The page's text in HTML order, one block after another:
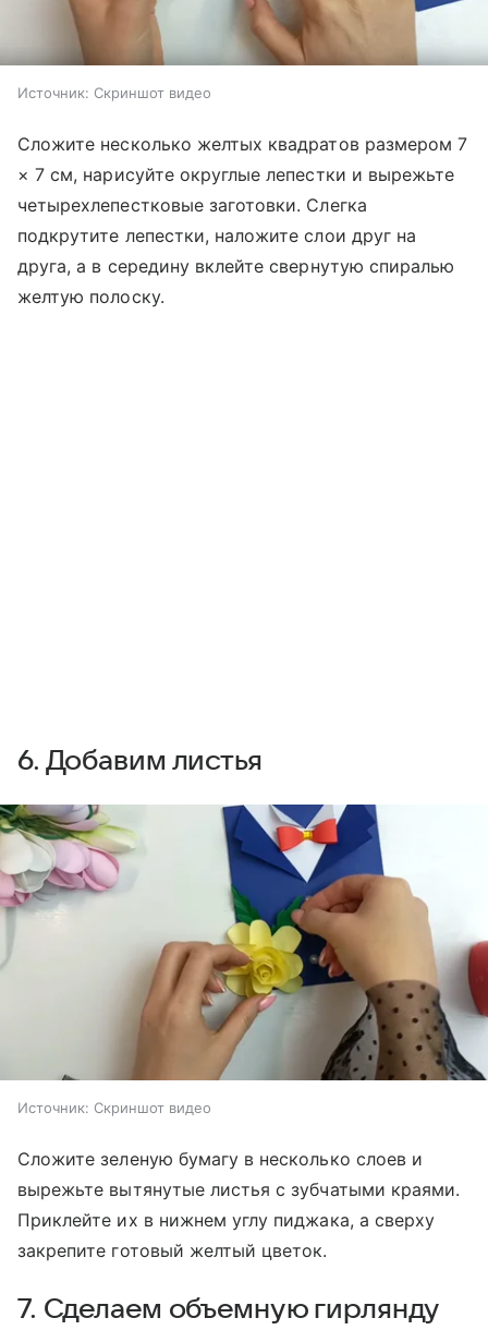
Источник: Скриншот видео
Сложите несколько желтых квадратов размером 7
× 7 см, нарисуйте округлые лепестки и вырежьте
четырехлепестковые заготовки. Слегка
подкрутите лепестки, наложите слои друг на
друга, а в середину вклейте свернутую спиралью
желтую полоску.
6. Добавим листья
Источник: Скриншот видео
Сложите зеленую бумагу в несколько слоев и
вырежьте вытянутые листья с зубчатыми краями.
Приклейте их в нижнем углу пиджака, а сверху
закрепите готовый желтый цветок.
7. Сделаем объемную гирлянду